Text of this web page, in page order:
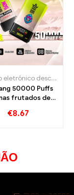
​​Portugal, Cigarros
,Cigarros
,Cigarros Cigarro eletrônico descartável com nicotina
50000 Puffs
frutados de
kiwi para uma
€8.67